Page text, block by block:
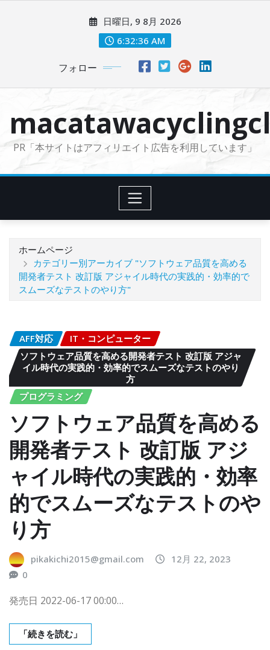
に
日曜日, 9 8月 2026
6:32:37 AM
フォロー
PR「本サイトはアフィリエイト広告を利用しています」
ホームページ
カテゴリー別アーカイブ "ソフトウェア品質を高める
開発者テスト 改訂版 アジャイル時代の実践的・効率的で
スムーズなテストのやり方"
AFF対応
IT・コンピューター
ソフトウェア品質を高める開発者テスト 改訂版 アジャ
イル時代の実践的・効率的でスムーズなテストのやり
方
プログラミング
ソフトウェア品質を高める
開発者テスト 改訂版 アジ
ャイル時代の実践的・効率
的でスムーズなテストのや
り方
pikakichi2015@gmail.com
12月 22, 2023
0
発売日 2022-06-17 00:00…
「続きを読む」